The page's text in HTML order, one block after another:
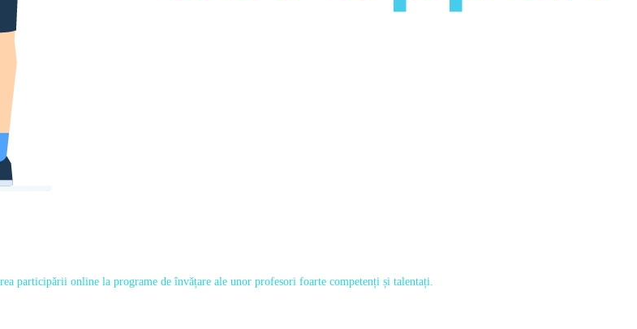
participării online la programe de învățare ale unor profesori foarte competenți și talentați.